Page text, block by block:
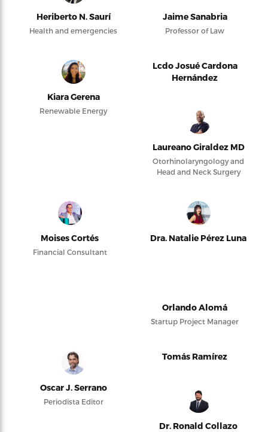
Heriberto N. Saurí
Health and emergencies
Jaime Sanabria
Professor of Law
Kiara Gerena
Renewable Energy
Lcdo Josué Cardona
Hernández
Laureano Giraldez MD
Otorhinolaryngology and
Head and Neck Surgery
Moises Cortés
Financial Consultant
Dra. Natalie Pérez Luna
Orlando Alomá
Startup Project Manager
Oscar J. Serrano
Periodista Editor
Tomás Ramírez
Dr. Ronald Collazo